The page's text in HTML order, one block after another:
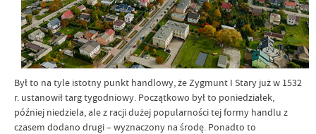
Był to na tyle istotny punkt handlowy, że Zygmunt I Stary już w 1532
r. ustanowił targ tygodniowy. Początkowo był to poniedziałek,
później niedziela, ale z racji dużej popularności tej formy handlu z
czasem dodano drugi – wyznaczony na środę. Ponadto to